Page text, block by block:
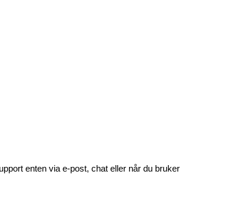
enten via e-post, chat eller når du bruker